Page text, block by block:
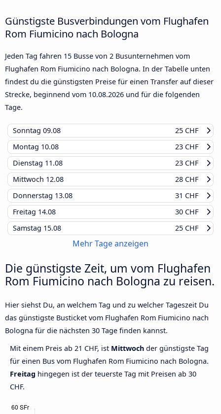
Günstigste Busverbindungen vom Flughafen
Rom Fiumicino nach Bologna
Jeden Tag fahren 15 Busse von 2 Busunternehmen vom
Flughafen Rom Fiumicino nach Bologna. In der Tabelle unten
findest du die günstigsten Preise für einen Transfer auf dieser
Strecke, beginnend vom 10.08.2026 und für die folgenden
Tage.
Sonntag 09.08
25 CHF
Montag 10.08
23 CHF
Dienstag 11.08
23 CHF
Mittwoch 12.08
28 CHF
Donnerstag 13.08
31 CHF
Freitag 14.08
30 CHF
Samstag 15.08 25 CHF
Mehr Tage anzeigen
Die günstigste Zeit, um vom Flughafen
Rom Fiumicino nach Bologna zu reisen.
Hier siehst Du, an welchem Tag und zu welcher Tageszeit Du
das günstigste Busticket vom Flughafen Rom Fiumicino nach
Bologna für die nächsten 30 Tage finden kannst.
Mit einem Preis ab 21 CHF, ist Mittwoch der günstigste Tag
für einen Bus vom Flughafen Rom Fiumicino nach Bologna.
Freitag hingegen ist der teuerste Tag mit Preisen ab 30
CHF.